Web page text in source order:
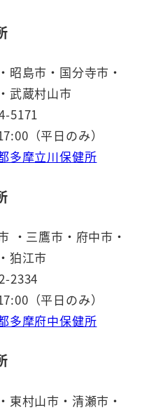
昭島市・国分寺市・
武蔵村山市
5171
（平日のみ）
多摩立川保健所
・三鷹市・府中市・
狛江市
2334
（平日のみ）
多摩府中保健所
東村山市・清瀬市・